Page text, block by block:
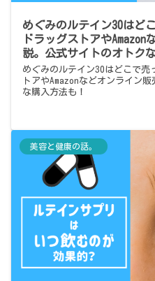
めぐみのルテイン30はど
ドラッグストアや
説。公式サイトのオトク
めぐみのルテイン30はどこで売
トアやAmazonなどオンライン
な購入方法も！
美容と健康の話。